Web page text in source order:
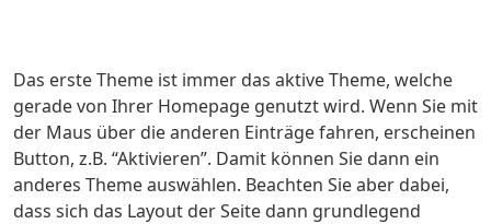
Das erste Theme ist immer das aktive Theme, welche
gerade von Ihrer Homepage genutzt wird. Wenn Sie mit
der Maus über die anderen Einträge fahren, erscheinen
Button, z.B. “Aktivieren”. Damit können Sie dann ein
anderes Theme auswählen. Beachten Sie aber dabei,
dass sich das Layout der Seite dann grundlegend